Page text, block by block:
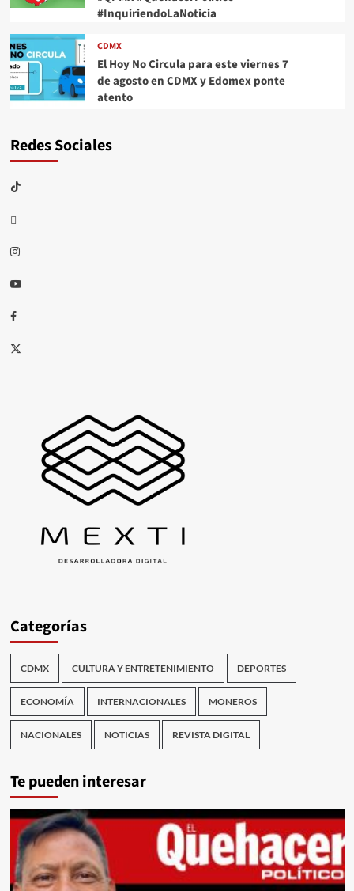
#InquiriendoLaNoticia
CDMX
El Hoy No Circula para este viernes 7
de agosto en CDMX y Edomex ponte
atento
Redes Sociales
TikTok
threads
Instagram
Youtube
Facebook
X
Categorías
CDMX CULTURA Y ENTRETENIMIENTO DEPORTES
ECONOMÍA INTERNACIONALES MONEROS
NACIONALES NOTICIAS REVISTA DIGITAL
Te pueden interesar